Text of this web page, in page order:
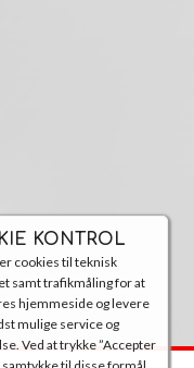
KONTROL
cookies til teknisk
samt trafikmåling for at
hjemmeside og levere
mulige service og
Ved at trykke ”Accepter